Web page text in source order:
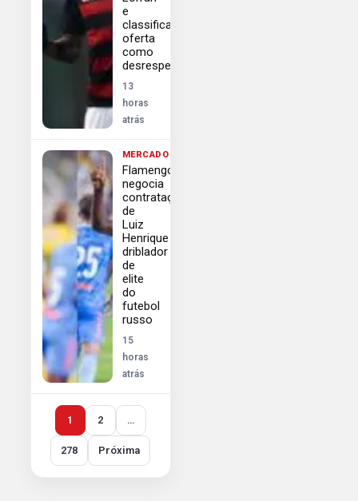
e
classifica
oferta
como
desrespeitosa
13
horas
atrás
MERCADO
Flamengo
negocia
contratação
de
Luiz
Henrique
driblador
de
elite
do
futebol
russo
15
horas
atrás
1 2 …
278 Próxima